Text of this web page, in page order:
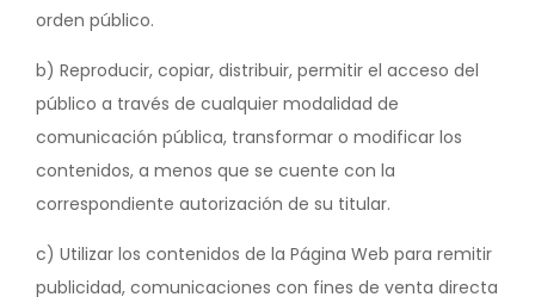
orden público.
b) Reproducir, copiar, distribuir, permitir el acceso del
público a través de cualquier modalidad de
comunicación pública, transformar o modificar los
contenidos, a menos que se cuente con la
correspondiente autorización de su titular.
c) Utilizar los contenidos de la Página Web para remitir
publicidad, comunicaciones con fines de venta directa